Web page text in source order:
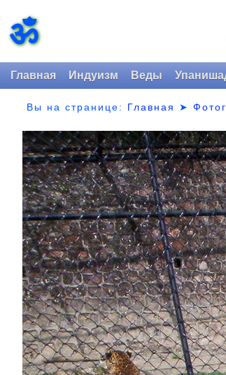
ॐ
Главная Индуизм Веды
Вы на странице: Главная ➤